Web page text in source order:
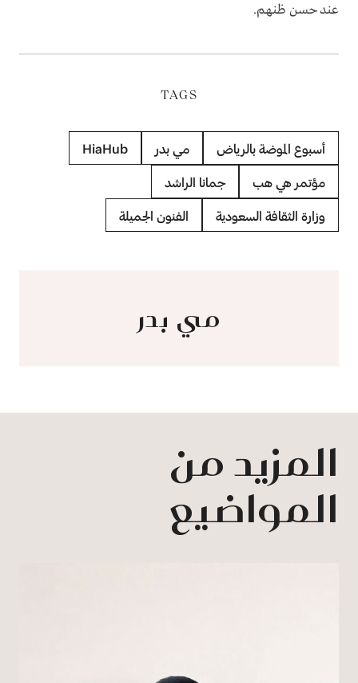
عند حسن ظنهم.
TAGS
أسبوع الموضة بالرياض مي بدر HiaHub
مؤتمر هي هب جمانا الراشد
وزارة الثقافة السعودية الفنون الجميلة
مي بدر
المزيد من
المواضيع